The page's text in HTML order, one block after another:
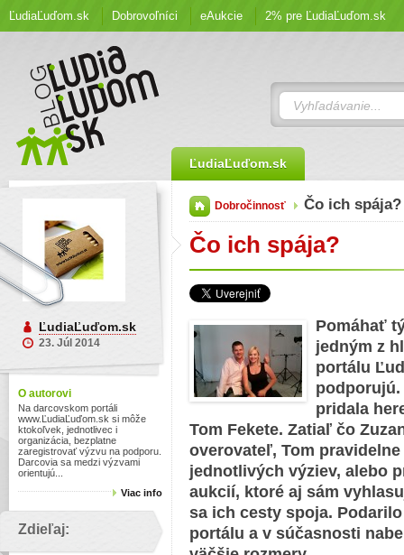
ĽudiaĽuďom.sk Dobrovoľníci eAukcie 2% pre ĽudiaĽuďom.sk
ĽudiaĽuďom.sk
ĽudiaĽuďom.sk
23. Júl 2014
O autorovi
Na darcovskom portáli
www.ĽudiaĽuďom.sk si môže
ktokoľvek, jednotlivec i
organizácia, bezplatne
zaregistrovať výzvu na podporu.
Darcovia sa medzi výzvami
orientujú...
Viac info
Zdieľaj:
Dobročinnosť Čo ich spája?
Čo ich spája?
Pomáhať
jedným z
portálu
podporujú.
pridala
Tom Fekete. Zatiaľ čo
overovateľ, Tom
jednotlivých výziev, alebo
aukcií, ktoré aj sám
sa ich cesty spoja.
portálu a v súčasnosti